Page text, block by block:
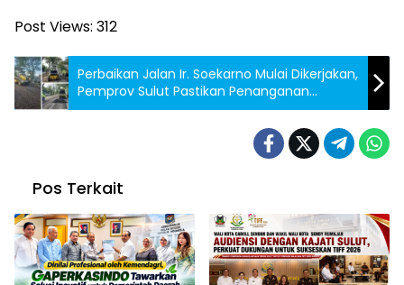
Post Views: 312
Perbaikan Jalan Ir. Soekarno Mulai Dikerjakan,
Pemprov Sulut Pastikan Penanganan
Prioritas
Pos Terkait